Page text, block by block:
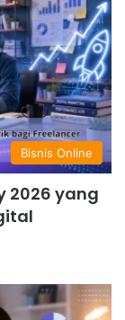
Bisnis Online
2026 yang